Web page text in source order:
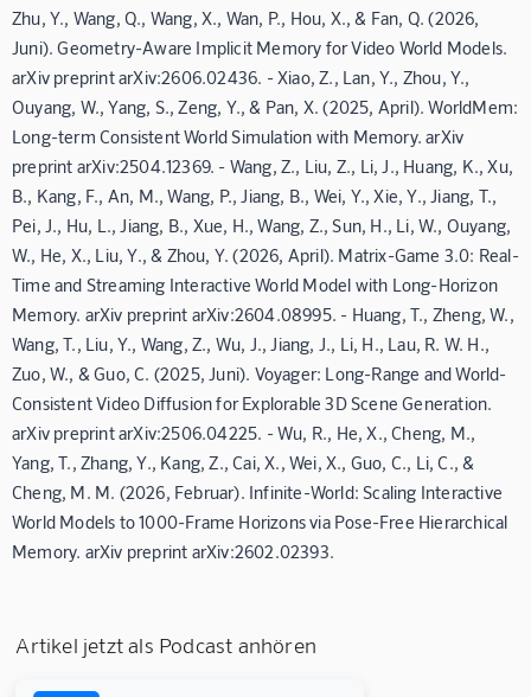
Zhu, Y., Wang, Q., Wang, X., Wan, P., Hou, X., & Fan, Q. (2026,
Juni). Geometry-Aware Implicit Memory for Video World Models.
arXiv preprint arXiv:2606.02436. - Xiao, Z., Lan, Y., Zhou, Y.,
Ouyang, W., Yang, S., Zeng, Y., & Pan, X. (2025, April). WorldMem:
Long-term Consistent World Simulation with Memory. arXiv
preprint arXiv:2504.12369. - Wang, Z., Liu, Z., Li, J., Huang, K., Xu,
B., Kang, F., An, M., Wang, P., Jiang, B., Wei, Y., Xie, Y., Jiang, T.,
Pei, J., Hu, L., Jiang, B., Xue, H., Wang, Z., Sun, H., Li, W., Ouyang,
W., He, X., Liu, Y., & Zhou, Y. (2026, April). Matrix-Game 3.0: Real-
Time and Streaming Interactive World Model with Long-Horizon
Memory. arXiv preprint arXiv:2604.08995. - Huang, T., Zheng, W.,
Wang, T., Liu, Y., Wang, Z., Wu, J., Jiang, J., Li, H., Lau, R. W. H.,
Zuo, W., & Guo, C. (2025, Juni). Voyager: Long-Range and World-
Consistent Video Diffusion for Explorable 3D Scene Generation.
arXiv preprint arXiv:2506.04225. - Wu, R., He, X., Cheng, M.,
Yang, T., Zhang, Y., Kang, Z., Cai, X., Wei, X., Guo, C., Li, C., &
Cheng, M. M. (2026, Februar). Infinite-World: Scaling Interactive
World Models to 1000-Frame Horizons via Pose-Free Hierarchical
Memory. arXiv preprint arXiv:2602.02393.
Artikel jetzt als Podcast anhören